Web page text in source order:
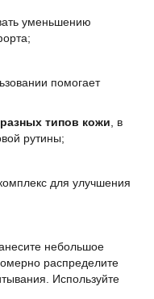
уменьшению
помогает
разных типов кожи , в
рутины;
для улучшения
небольшое
распределите
Используйте